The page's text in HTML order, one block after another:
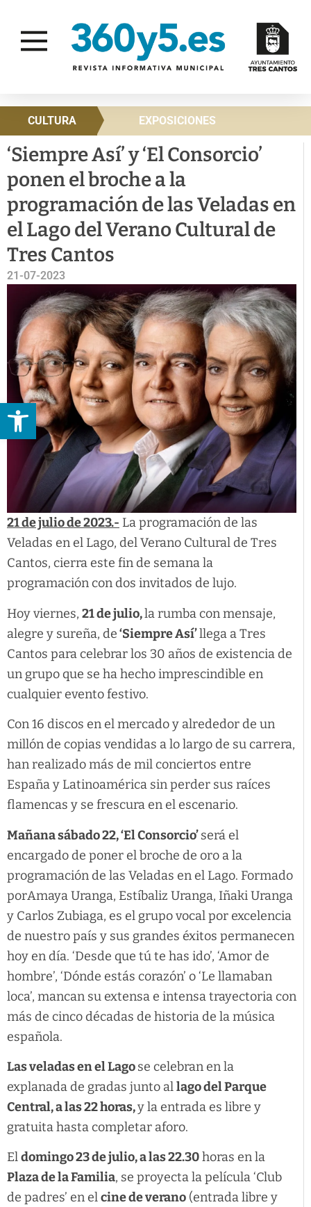
Abrir barra de herramientas
CULTURA EXPOSICIONES
‘Siempre Así’ y ‘El Consorcio’
ponen el broche a la
programación de las Veladas en
el Lago del Verano Cultural de
Tres Cantos
21-07-2023
21 de julio de 2023.- La programación de las
Veladas en el Lago, del Verano Cultural de Tres
Cantos, cierra este fin de semana la
programación con dos invitados de lujo.
Hoy viernes, 21 de julio,la rumba con mensaje,
alegre y sureña, de‘Siempre Así’llega a Tres
Cantos para celebrar los 30 años de existencia de
un grupo que se ha hecho imprescindible en
cualquier evento festivo.
Con 16 discos en el mercado y alrededor de un
millón de copias vendidas a lo largo de su carrera,
han realizado más de mil conciertos entre
España y Latinoamérica sin perder sus raíces
flamencas y se frescura en el escenario.
Mañana sábado 22, ‘El Consorcio’será el
encargado de poner el broche de oro a la
programación de las Veladas en el Lago. Formado
porAmaya Uranga, Estíbaliz Uranga, Iñaki Uranga
y Carlos Zubiaga, es el grupo vocal por excelencia
de nuestro país y sus grandes éxitos permanecen
hoy en día. ‘Desde que tú te has ido’, ‘Amor de
hombre’, ‘Dónde estás corazón’ o ‘Le llamaban
loca’, mancan su extensa e intensa trayectoria con
más de cinco décadas de historia de la música
española.
Las veladas en el Lagose celebran en la
explanada de gradas junto allago del Parque
Central, a las 22 horas,y la entrada es libre y
gratuita hasta completar aforo.
Eldomingo 23 de julio, a las 22.30horas en la
Plaza de la Familia, se proyecta la película ‘Club
de padres’ en elcine de verano (entrada libre y